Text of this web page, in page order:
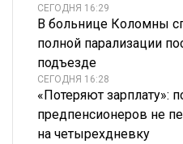
СЕГОДНЯ 16:29
В больнице Коломны
полной парализации
подъезде
СЕГОДНЯ 16:28
«Потеряют зарплату»:
предпенсионеров не
на четырехдневку